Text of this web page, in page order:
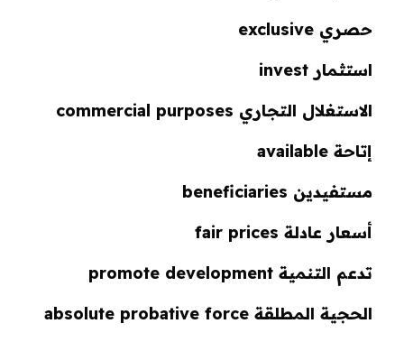
حصري exclusive
استثمار invest
الاستغلال التجاري commercial purposes
إتاحة available
مستفيدين beneficiaries
أسعار عادلة fair prices
تدعم التنمية promote development
الحجية المطلقة absolute probative force